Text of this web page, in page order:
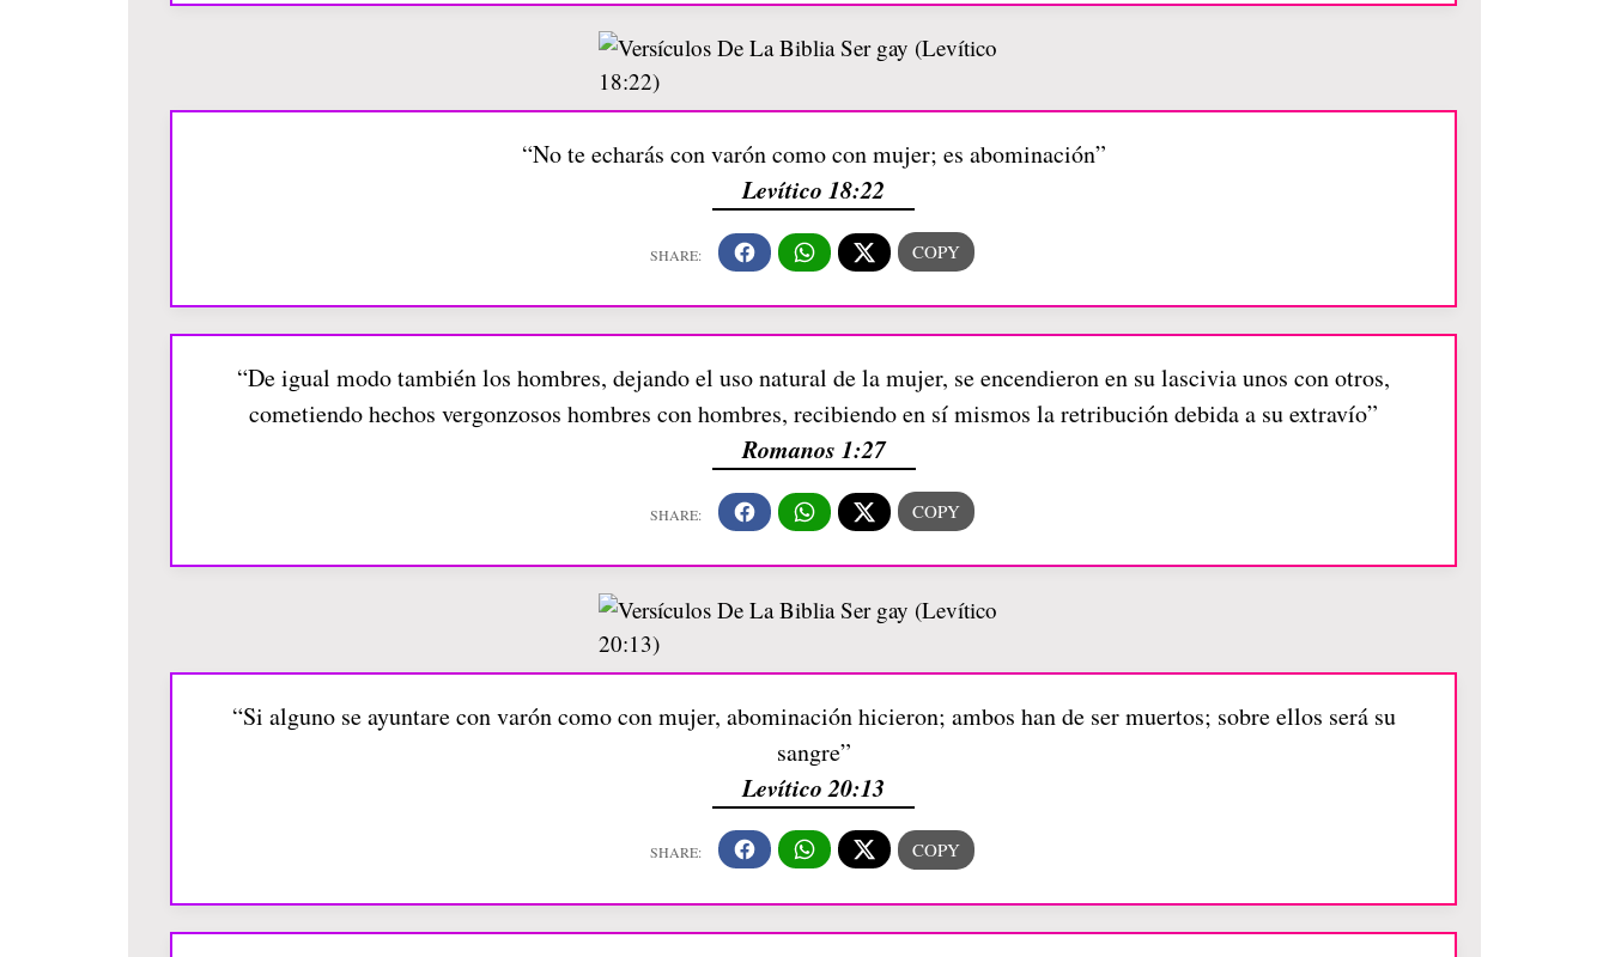
“No te echarás con varón como con mujer; es abominación”
Levítico 18:22
“De igual modo también los hombres, dejando el uso natural de la mujer, se encendieron en su lascivia unos con otros,
cometiendo hechos vergonzosos hombres con hombres, recibiendo en sí mismos la retribución debida a su extravío”
Romanos 1:27
“Si alguno se ayuntare con varón como con mujer, abominación hicieron; ambos han de ser muertos; sobre ellos será su
sangre”
Levítico 20:13